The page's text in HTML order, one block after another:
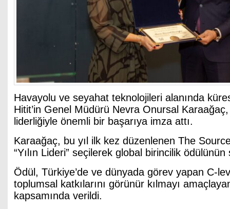
Havayolu ve seyahat teknolojileri alanında
Hitit’in Genel Müdürü Nevra Onursal
liderliğiyle önemli bir başarıya imza attı.
Karaağaç, bu yıl ilk kez düzenlenen The
“Yılın Lideri” seçilerek global birincilik
Ödül, Türkiye’de ve dünyada görev yapan C-
toplumsal katkılarını görünür kılmayı
kapsamında verildi.